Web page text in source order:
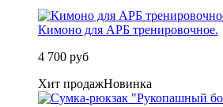
Кимоно для АРБ тренировочное.
4 700 руб
Хит продажНовинка